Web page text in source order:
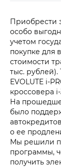
Приобрести
особо
учетом
покупке для
стоимости
тыс. рублей).
EVOLUTE
кроссовера
На
было
о ее
Мы решили
программы,
получить